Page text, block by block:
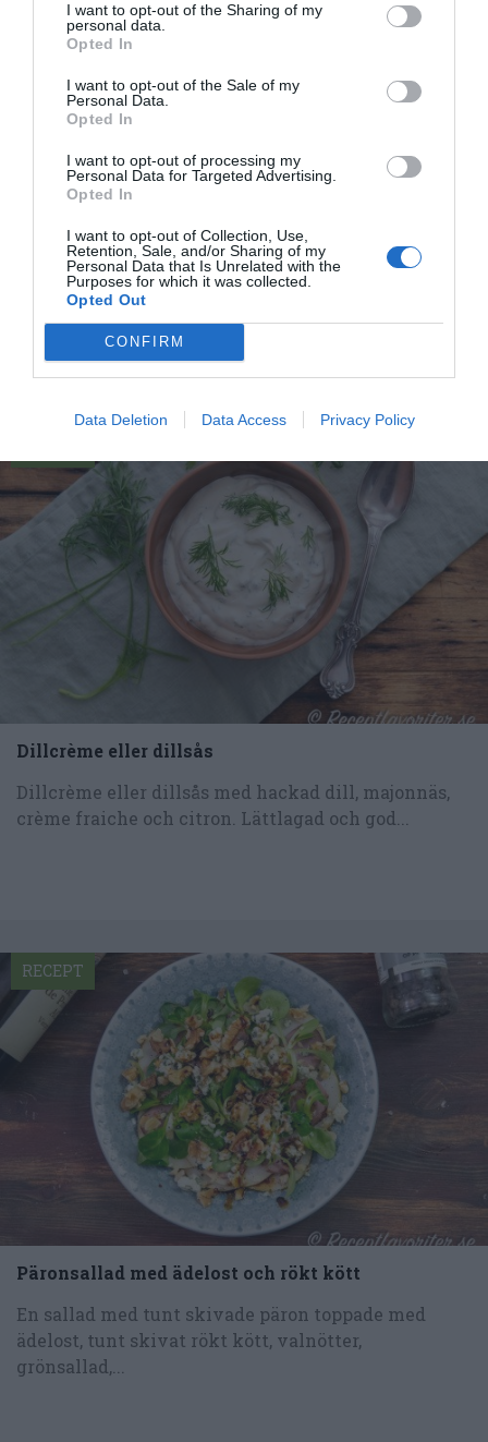
I want to opt-out of the Sharing of my
personal data.
Opted In
I want to opt-out of the Sale of my
Personal Data.
Opted In
I want to opt-out of processing my
Personal Data for Targeted Advertising.
Opted In
I want to opt-out of Collection, Use,
Retention, Sale, and/or Sharing of my
Personal Data that Is Unrelated with the
Purposes for which it was collected.
Opted Out
CONFIRM
Data Deletion Data Access Privacy Policy
Sill med rödavinbärsgele
En inlagd klar sill smaksatt med rödavinbärsgelé,
vinbär, rödlök, timjan, citron, kryddpeppar och...
Dillcrème eller dillsås
Dillcrème eller dillsås med hackad dill, majonnäs,
crème fraiche och citron. Lättlagad och god...
Päronsallad med ädelost och rökt kött
En sallad med tunt skivade päron toppade med
ädelost, tunt skivat rökt kött, valnötter,
grönsallad,...
RECEPT